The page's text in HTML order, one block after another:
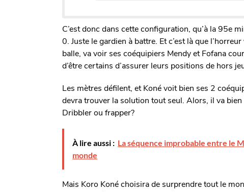
C’est donc dans cette configuration, qu’à la 95e
0. Juste le gardien à battre. Et c’est là que
balle, va voir ses coéquipiers Mendy et Fofana
d’être certains d’assurer leurs positions de hors
Les mètres défilent, et Koné voit bien ses 2
devra trouver la solution tout seul. Alors, il va
Dribbler ou frapper?
À lire aussi : La séquence improbable entre le
monde
Mais Koro Koné choisira de surprendre tout le